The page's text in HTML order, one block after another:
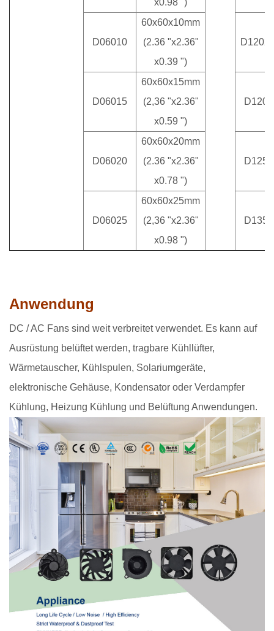
D06010
60x60x10mm
(2.36 "x2.36"
x0.39 ")
D06015
60x60x15mm
(2,36 "x2.36"
x0.59 ")
D06020
60x60x20mm
(2.36 "x2.36"
x0.78 ")
D06025
60x60x25mm
(2,36 "x2.36"
x0.98 ")
Anwendung
DC / AC Fans sind weit verbreitet verwendet. Es kann auf
Ausrüstung belüftet werden, tragbare Kühllüfter,
Wärmetauscher, Kühlspulen, Solariumgeräte,
elektronische Gehäuse, Kondensator oder Verdampfer
Kühlung, Heizung Kühlung und Belüftung Anwendungen.